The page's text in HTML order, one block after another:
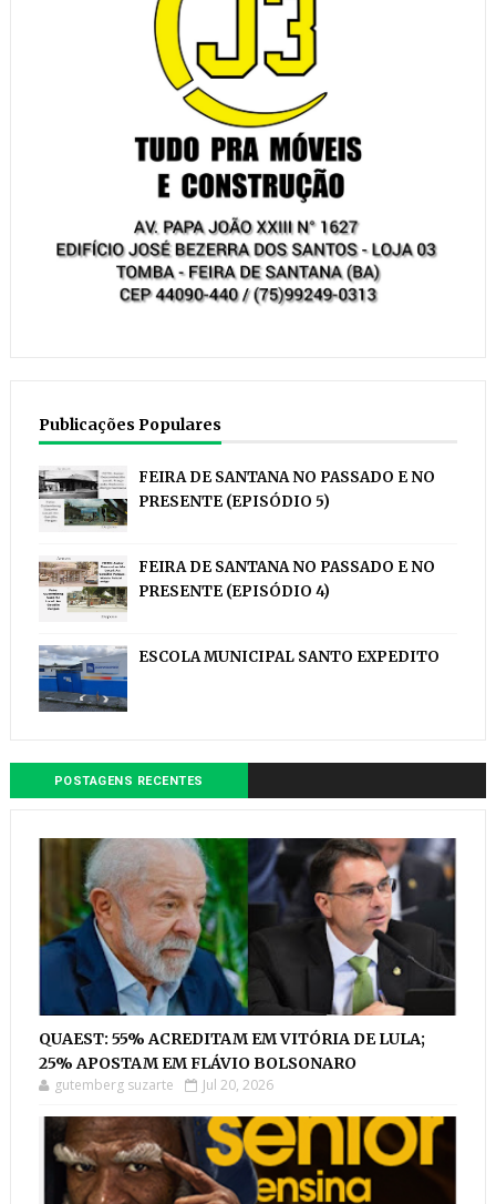
Publicações Populares
FEIRA DE SANTANA NO PASSADO E NO
PRESENTE (EPISÓDIO 5)
FEIRA DE SANTANA NO PASSADO E NO
PRESENTE (EPISÓDIO 4)
ESCOLA MUNICIPAL SANTO EXPEDITO
POSTAGENS RECENTES
QUAEST: 55% ACREDITAM EM VITÓRIA DE LULA;
25% APOSTAM EM FLÁVIO BOLSONARO
gutemberg suzarte Jul 20, 2026